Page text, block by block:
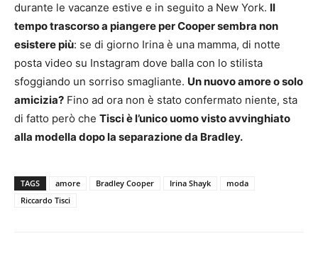
durante le vacanze estive e in seguito a New York. Il
tempo trascorso a piangere per Cooper sembra non
esistere più: se di giorno Irina è una mamma, di notte
posta video su Instagram dove balla con lo stilista
sfoggiando un sorriso smagliante. Un nuovo amore o solo
amicizia? Fino ad ora non è stato confermato niente, sta
di fatto però che Tisci è l’unico uomo visto avvinghiato
alla modella dopo la separazione da Bradley.
TAGS amore Bradley Cooper Irina Shayk
moda
Riccardo Tisci